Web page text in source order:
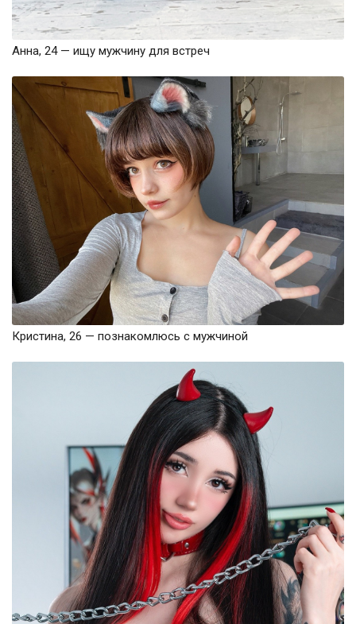
Анна, 24 — ищу мужчину для встреч
Кристина, 26 — познакомлюсь с мужчиной